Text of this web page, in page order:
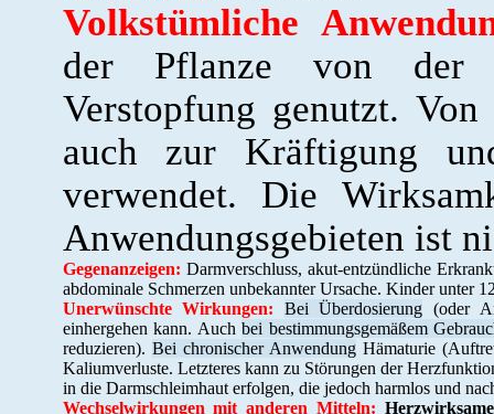
Volkstümliche
der Pflanze von der
Verstopfung genutzt.
auch zur Kräftigung
verwendet. Die
Anwendungsgebieten ist
Gegenanzeigen: Darmverschluss, akut-entzündliche
abdominale Schmerzen unbekannter Ursache. Kinder unter
Unerwünschte Wirkungen:
Bei Überdosierung (oder
einhergehen kann. Auchbei bestimmungsgemäßem
reduzieren). Bei chronischer AnwendungHämaturie
Kaliumverluste. Letzteres kann zu Störungen der
in die Darmschleimhaut erfolgen, die jedoch harmlos und
Wechselwirkungen mit anderen Mitteln: